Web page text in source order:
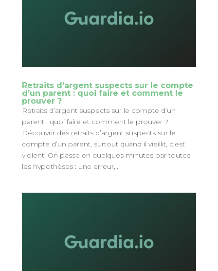
Retraits d’argent suspects sur le compte
d’un parent : quoi faire et comment le
prouver ?
Retraits d’argent suspects sur le compte d’un
parent : quoi faire et comment le prouver ?
Découvrir des retraits d’argent suspects sur le
compte d’un parent, surtout quand il vieillit, c’est
violent. On passe en quelques minutes par toutes
les hypothèses : une erreur,...